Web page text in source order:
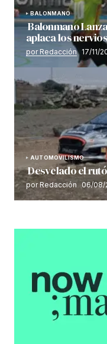
BALONMANO
Balonmano
aplaca los
por Redacción 17/11/
AUTOMOVILISMO
Desvelado el
por Redacción 06/08/